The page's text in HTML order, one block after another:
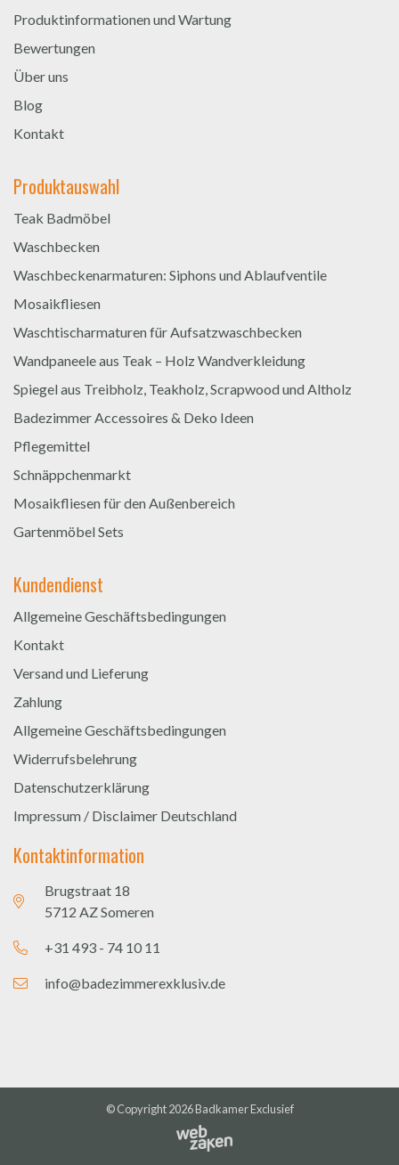
Produktinformationen und Wartung
Bewertungen
Über uns
Blog
Kontakt
Produktauswahl
Teak Badmöbel
Waschbecken
Waschbeckenarmaturen: Siphons und Ablaufventile
Mosaikfliesen
Waschtischarmaturen für Aufsatzwaschbecken
Wandpaneele aus Teak – Holz Wandverkleidung
Spiegel aus Treibholz, Teakholz, Scrapwood und Altholz
Badezimmer Accessoires & Deko Ideen
Pflegemittel
Schnäppchenmarkt
Mosaikfliesen für den Außenbereich
Gartenmöbel Sets
Kundendienst
Allgemeine Geschäftsbedingungen
Kontakt
Versand und Lieferung
Zahlung
Allgemeine Geschäftsbedingungen
Widerrufsbelehrung
Datenschutzerklärung
Impressum / Disclaimer Deutschland
Kontaktinformation
Brugstraat 18
5712 AZ Someren
+31 493 - 74 10 11
info@badezimmerexklusiv.de
© Copyright 2026Badkamer Exclusief